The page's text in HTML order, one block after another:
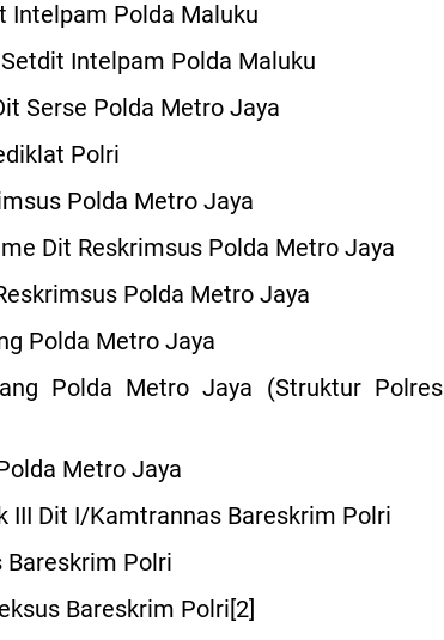
Intelpam Polda Maluku
Intelpam Polda Maluku
Serse Polda Metro Jaya
Polri
Polda Metro Jaya
Dit Reskrimsus Polda Metro Jaya
Polda Metro Jaya
Polda Metro Jaya
Polda Metro Jaya (Struktur Polres
Metro Jaya
Dit I/Kamtrannas Bareskrim Polri
Polri
Bareskrim Polri[2]